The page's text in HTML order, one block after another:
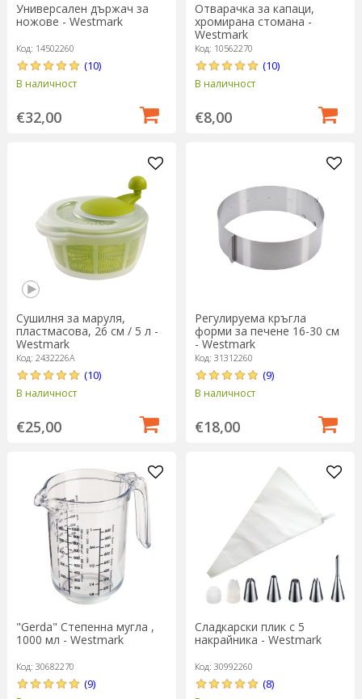
Универсален държач за
ножове - Westmark
Код: 14502260
(10)
В наличност
€32,00
Отварачка за капаци,
хромирана стомана -
Westmark
Код: 10562270
(10)
В наличност
€8,00
Сушилня за маруля,
пластмасова, 26 см / 5 л -
Westmark
Код: 2432226A
(10)
В наличност
€25,00
Регулируема кръгла
форми за печене 16-30 см
- Westmark
Код: 31312260
(9)
В наличност
€18,00
"Gerda" Степенна мугла ,
1000 мл - Westmark
Код: 30682270
(9)
Сладкарски плик с 5
накрайника - Westmark
Код: 30992260
(8)